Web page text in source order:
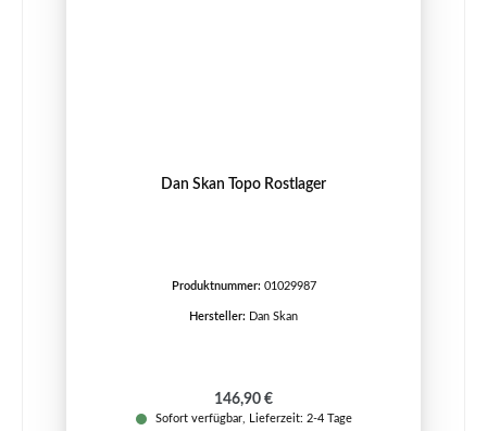
Dan Skan Topo Rostlager
Produktnummer: 01029987
Hersteller: Dan Skan
Regulärer Preis:
146,90 €
Sofort verfügbar, Lieferzeit: 2-4 Tage